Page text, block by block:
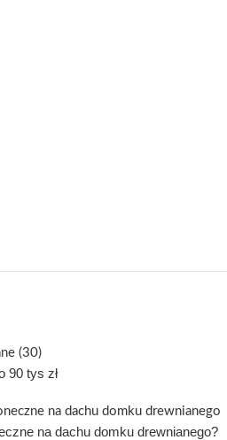
90 tys zł
na dachu domku drewnianego?